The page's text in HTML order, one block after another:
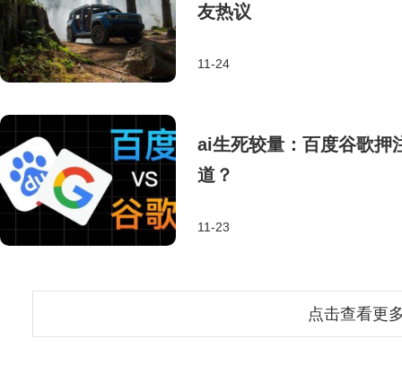
友热议
11-24
ai生死较量：百度谷歌押
道？
11-23
点击查看更